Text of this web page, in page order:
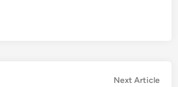
Next Article